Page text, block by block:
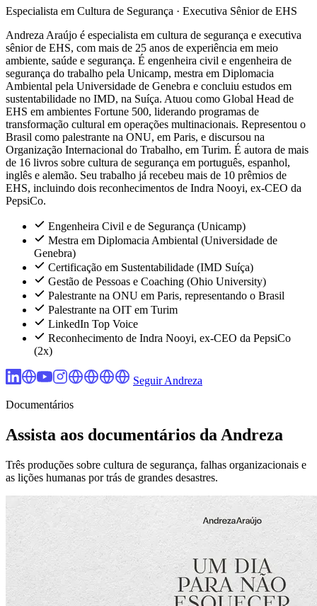
Especialista em Cultura de Segurança · Executiva Sênior de EHS
Andreza Araújo é especialista em cultura de segurança e executiva
sênior de EHS, com mais de 25 anos de experiência em meio
ambiente, saúde e segurança. É engenheira civil e engenheira de
segurança do trabalho pela Unicamp, mestra em Diplomacia
Ambiental pela Universidade de Genebra e concluiu estudos em
sustentabilidade no IMD, na Suíça. Atuou como Global Head de
EHS em ambientes Fortune 500, liderando programas de
transformação cultural em operações multinacionais. Representou o
Brasil como palestrante na ONU, em Paris, e discursou na
Organização Internacional do Trabalho, em Turim. É autora de mais
de 16 livros sobre cultura de segurança em português, espanhol,
inglês e alemão. Seu trabalho já recebeu mais de 10 prêmios de
EHS, incluindo dois reconhecimentos de Indra Nooyi, ex-CEO da
PepsiCo.
Engenheira Civil e de Segurança (Unicamp)
Mestra em Diplomacia Ambiental (Universidade de
Genebra)
Certificação em Sustentabilidade (IMD Suíça)
Gestão de Pessoas e Coaching (Ohio University)
Palestrante na ONU em Paris, representando o Brasil
Palestrante na OIT em Turim
LinkedIn Top Voice
Reconhecimento de Indra Nooyi, ex-CEO da PepsiCo
(2x)
Seguir Andreza
Documentários
Assista aos documentários da Andreza
Três produções sobre cultura de segurança, falhas organizacionais e
as lições humanas por trás de grandes desastres.